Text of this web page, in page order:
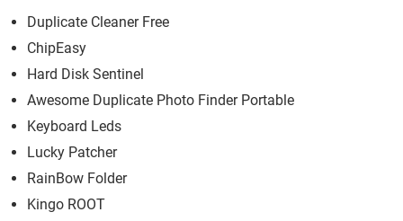
Duplicate Cleaner Free
ChipEasy
Hard Disk Sentinel
Awesome Duplicate Photo Finder Portable
Keyboard Leds
Lucky Patcher
RainBow Folder
Kingo ROOT